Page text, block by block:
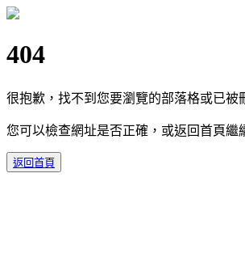
404
很抱歉，找不到您要瀏覽的部落格或已被
您可以檢查網址是否正確，或返回首頁繼
返回首頁